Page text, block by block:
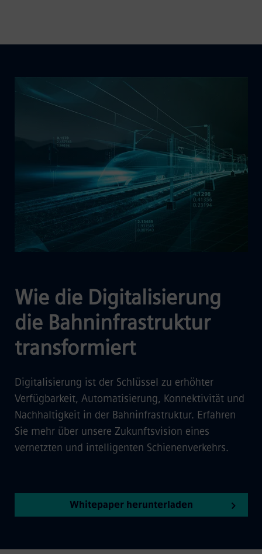
Wie die Digitalisierung
die Bahninfrastruktur
transformiert
Digitalisierung ist der Schlüssel zu erhöhter
Verfügbarkeit, Automatisierung, Konnektivität und
Nachhaltigkeit in der Bahninfrastruktur. Erfahren
Sie mehr über unsere Zukunftsvision eines
vernetzten und intelligenten Schienenverkehrs.
Whitepaper herunterladen